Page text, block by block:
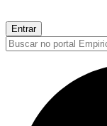
Entrar